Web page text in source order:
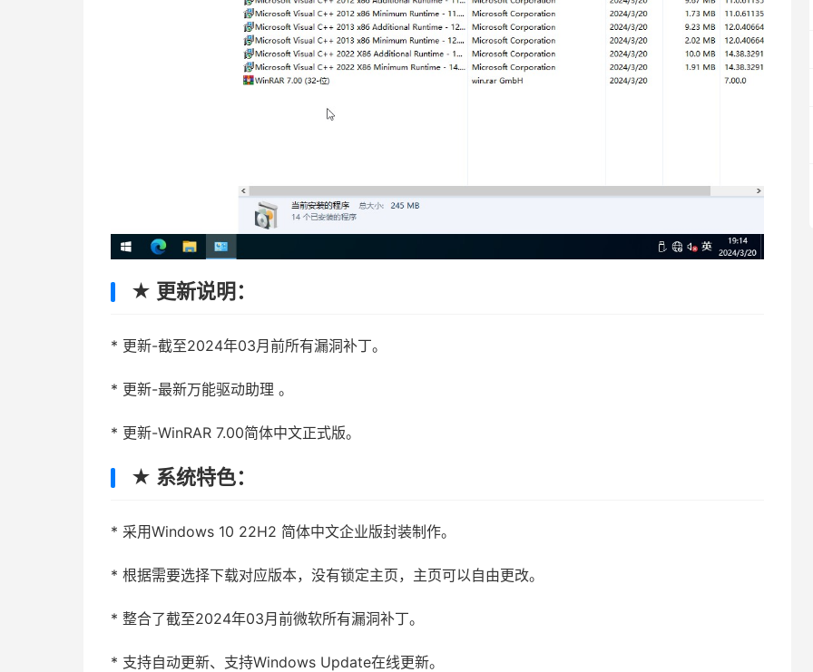
★ 更新说明：
* 更新-截至2024年03月前所有漏洞补丁。
* 更新-最新万能驱动助理 。
* 更新-WinRAR 7.00简体中文正式版。
★ 系统特色：
* 采用Windows 10 22H2 简体中文企业版封装制作。
* 根据需要选择下载对应版本，没有锁定主页，主页可以自由更改。
* 整合了截至2024年03月前微软所有漏洞补丁。
* 支持自动更新、支持Windows Update在线更新。